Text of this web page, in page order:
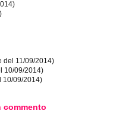
del 11/09/2014)
10/09/2014)
10/09/2014)
commento